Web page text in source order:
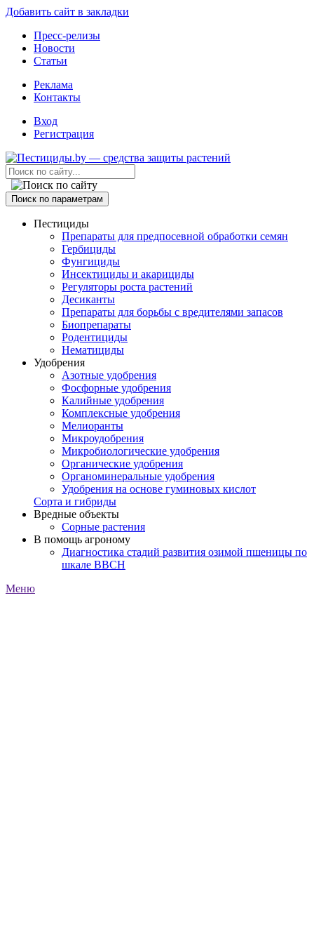
Добавить сайт в закладки
Пресс-релизы
Новости
Статьи
Реклама
Контакты
Вход
Регистрация
Поиск по параметрам
Пестициды
Препараты для предпосевной обработки семян
Гербициды
Фунгициды
Инсектициды и акарициды
Регуляторы роста растений
Десиканты
Препараты для борьбы с вредителями запасов
Биопрепараты
Родентициды
Нематициды
Удобрения
Азотные удобрения
Фосфорные удобрения
Калийные удобрения
Комплексные удобрения
Мелиоранты
Микроудобрения
Микробиологические удобрения
Органические удобрения
Органоминеральные удобрения
Удобрения на основе гуминовых кислот
Сорта и гибриды
Вредные объекты
Сорные растения
В помощь агроному
Диагностика стадий развития озимой пшеницы по
шкале ВВСН
Меню